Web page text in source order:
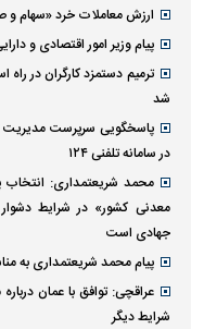
ارزش معاملات خرد «سهام و
پیام وزیر امور اقتصادی و
ترمیم دستمزد کارگران در
شد
پاسخگویی سرپرست مدیریت
در سامانه تلفنی ۱۲۴
محمد شریعتمداری: انتخاب
معدنی کشور» در شرایط
جهادی است
پیام محمد شریعتمداری به
عراقچی: توافق با عمان
شرایط دیگر